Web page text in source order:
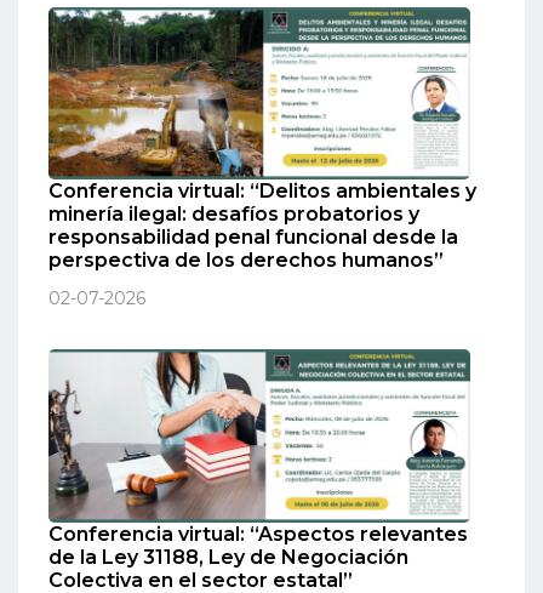
Conferencia virtual: “Delitos ambientales y
minería ilegal: desafíos probatorios y
responsabilidad penal funcional desde la
perspectiva de los derechos humanos”
02-07-2026
Conferencia virtual: “Aspectos relevantes
de la Ley 31188, Ley de Negociación
Colectiva en el sector estatal”